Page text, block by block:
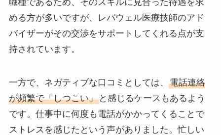
める方が多いですが、レバウェル医療技師のアド
バイザーがその交渉をサポートしてくれる点が支
持されています。
一方で、ネガティブな口コミとしては、 電話連絡
が頻繁で「しつこい」と感じるケースもあるよう
です。仕事中に何度も電話がかかってくることで
ストレスを感じたという声がありました。忙しい